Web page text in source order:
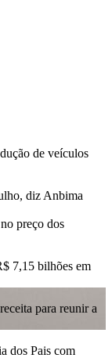
de veículos
diz Anbima
preço dos
7,15 bilhões em
para reunir a
dos Pais com